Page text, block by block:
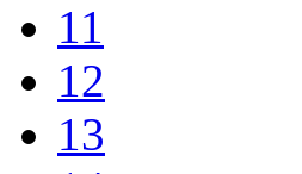
11
12
13